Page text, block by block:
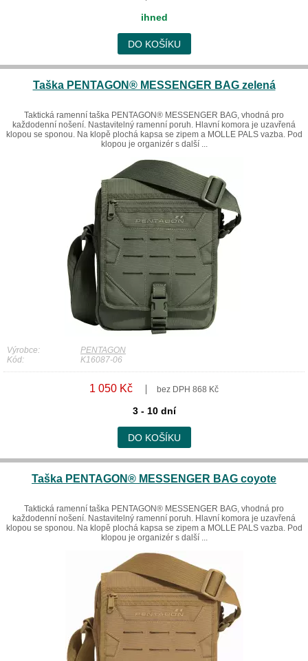
ihned
DO KOŠÍKU
Taška PENTAGON® MESSENGER BAG zelená
Taktická ramenní taška PENTAGON® MESSENGER BAG, vhodná pro
každodenní nošení. Nastavitelný ramenní poruh. Hlavní komora je uzavřená
klopou se sponou. Na klopě plochá kapsa se zipem a MOLLE PALS vazba. Pod
klopou je organizér s další ...
Výrobce:
PENTAGON
Kód:
K16087-06
1 050 Kč bez DPH 868 Kč
3 - 10 dní
DO KOŠÍKU
Taška PENTAGON® MESSENGER BAG coyote
Taktická ramenní taška PENTAGON® MESSENGER BAG, vhodná pro
každodenní nošení. Nastavitelný ramenní poruh. Hlavní komora je uzavřená
klopou se sponou. Na klopě plochá kapsa se zipem a MOLLE PALS vazba. Pod
klopou je organizér s další ...